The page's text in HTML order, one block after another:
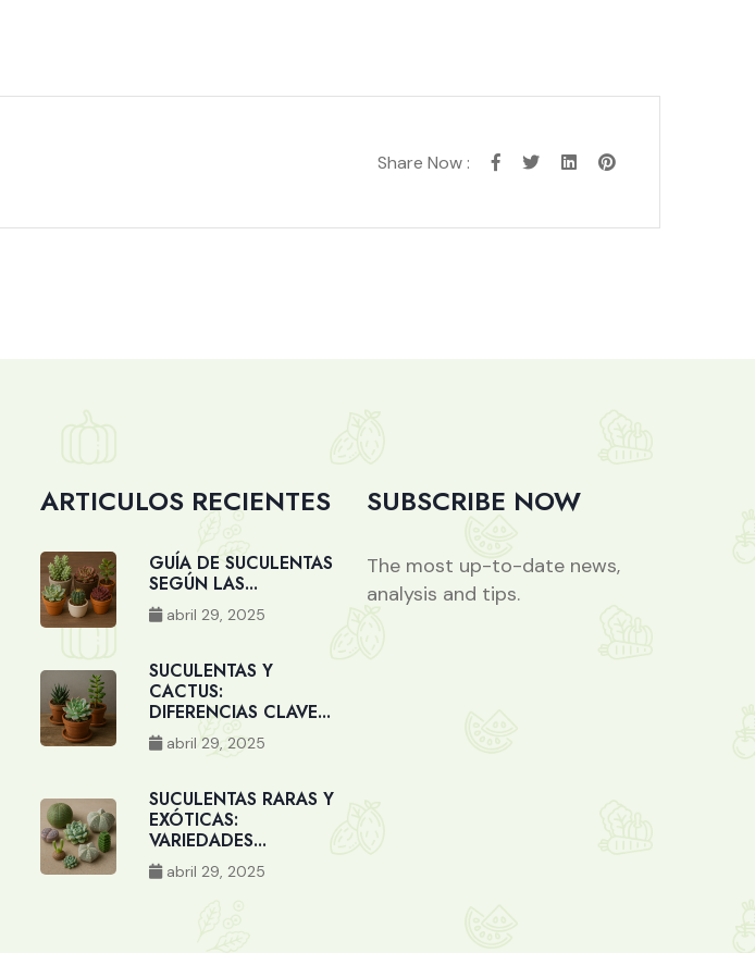
Share Now :
ARTICULOS RECIENTES
GUÍA DE SUCULENTAS
SEGÚN LAS...
abril 29, 2025
SUCULENTAS Y
CACTUS:
DIFERENCIAS CLAVE...
abril 29, 2025
SUCULENTAS RARAS Y
EXÓTICAS:
VARIEDADES...
abril 29, 2025
SUBSCRIBE NOW
The most up-to-date news,
analysis and tips.